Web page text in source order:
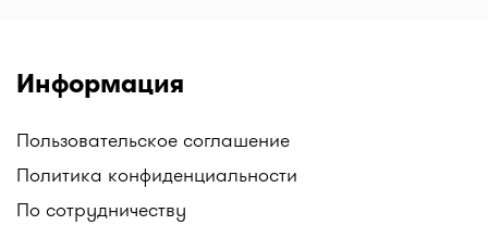
Информация
Пользовательское соглашение
Политика конфиденциальности
По сотрудничеству